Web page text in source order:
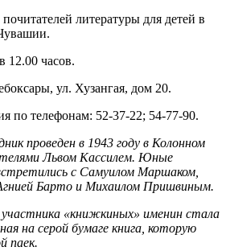
литературы для детей в
12.00 часов.
ул. Хузангая, дом 20.
по телефонам: 52-37-22; 54-77-90.
проведен в 1943 году в Колонном
Львом Кассилем. Юные
с Самуилом Маршаком,
Барто и Михаилом Пришвиным.
«книжкиных» именин стала
на серой бумаге книга, которую
паек.